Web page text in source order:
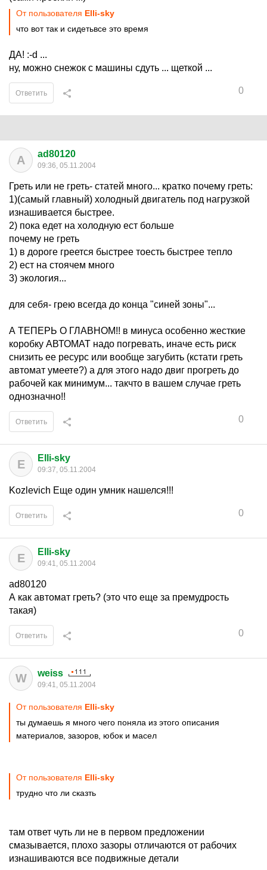
От пользователя Elli-sky
что вот так и сидетьвсе это время
ДА! :-d ...
ну, можно снежок с машины сдуть ... щеткой ...
0
Ответить
A ad80120
09:36, 05.11.2004
Греть или не греть- статей много... кратко почему греть:
1)(самый главный) холодный двигатель под нагрузкой
изнашивается быстрее.
2) пока едет на холодную ест больше
почему не греть
1) в дороге греется быстрее тоесть быстрее тепло
2) ест на стоячем много
3) экология...
для себя- грею всегда до конца "синей зоны"...
А ТЕПЕРЬ О ГЛАВНОМ!! в минуса особенно жесткие
коробку АВТОМАТ надо погревать, иначе есть риск
снизить ее ресурс или вообще загубить (кстати греть
автомат умеете?) а для этого надо двиг прогреть до
рабочей как минимум... такчто в вашем случае греть
однозначно!!
0
Ответить
E Elli-sky
09:37, 05.11.2004
Kozlevich Еще один умник нашелся!!!
0
Ответить
E Elli-sky
09:41, 05.11.2004
ad80120
А как автомат греть? (это что еще за премудрость
такая)
0
Ответить
W weiss
09:41, 05.11.2004
От пользователя Elli-sky
ты думаешь я много чего поняла из этого описания
материалов, зазоров, юбок и масел
От пользователя Elli-sky
трудно что ли сказть
там ответ чуть ли не в первом предложении
смазывается, плохо зазоры отличаются от рабочих
изнашиваются все подвижные детали